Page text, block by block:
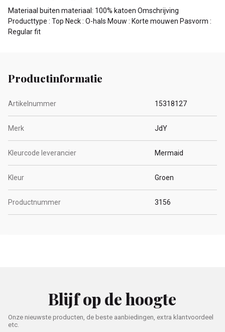
Materiaal buiten materiaal: 100% katoen Omschrijving
Producttype : Top Neck : O-hals Mouw : Korte mouwen Pasvorm :
Regular fit
Productinformatie
Artikelnummer 15318127
Merk JdY
Kleurcode leverancier Mermaid
Kleur Groen
Productnummer 3156
Blijf op de hoogte
Onze nieuwste producten, de beste aanbiedingen, extra klantvoordeel
etc.